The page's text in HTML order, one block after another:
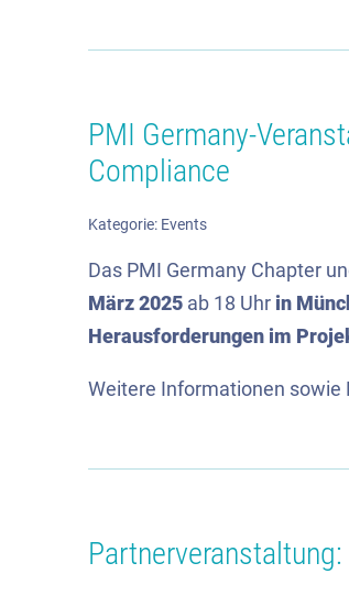
PMI Germany-
Compliance
Kategorie: Events
Das PMI Germany Chapter
März 2025 ab 18 Uhr in
Herausforderungen im
Weitere Informationen